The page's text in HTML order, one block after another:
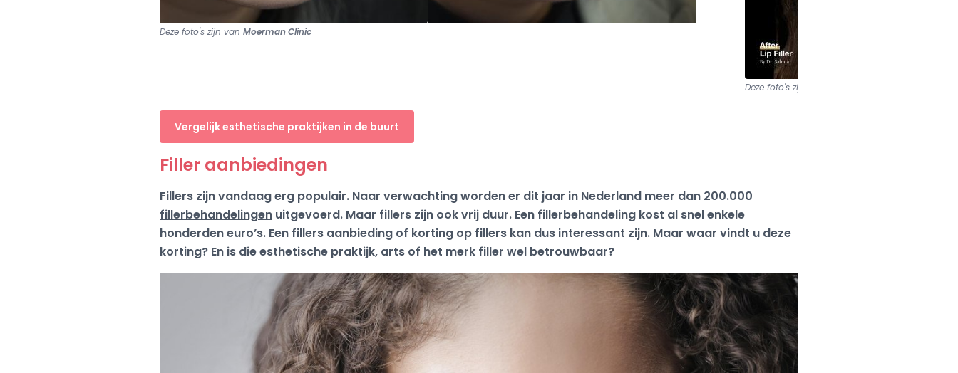
Deze foto's zijn van Moerman Clinic
Deze foto's zijn van
Vergelijk esthetische praktijken in de buurt
Filler aanbiedingen
Fillers zijn vandaag erg populair. Naar verwachting worden er dit jaar in Nederland meer dan 200.000
fillerbehandelingen uitgevoerd. Maar fillers zijn ook vrij duur. Een fillerbehandeling kost al snel enkele
honderden euro’s. Een fillers aanbieding of korting op fillers kan dus interessant zijn. Maar waar vindt u deze
korting? En is die esthetische praktijk, arts of het merk filler wel betrouwbaar?